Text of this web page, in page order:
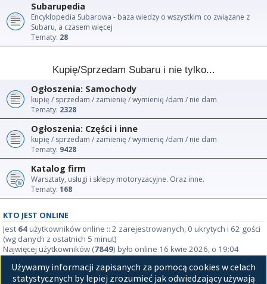
Subarupedia
Encyklopedia Subarowa - baza wiedzy o wszystkim co związane z
Subaru, a czasem więcej
Tematy: 28
Kupię/Sprzedam Subaru i nie tylko...
Ogłoszenia: Samochody
kupię / sprzedam / zamienię / wymienię /dam / nie dam
Tematy: 2328
Ogłoszenia: Części i inne
kupię / sprzedam / zamienię / wymienię /dam / nie dam
Tematy: 9428
Katalog firm
Warsztaty, usługi i sklepy motoryzacyjne. Oraz inne.
Tematy: 168
KTO JEST ONLINE
Jest 64użytkowników online :: 2 zarejestrowanych, 0 ukrytych i 62 gości
(wg danych z ostatnich 5 minut)
Najwięcej użytkowników (7849) było online 16 kwie 2026, o 19:04
STATYSTYKI
Używamy informacji zapisanych za pomocą cookies w celach
statystycznych by lepiej zrozumieć jak odwiedzający używają